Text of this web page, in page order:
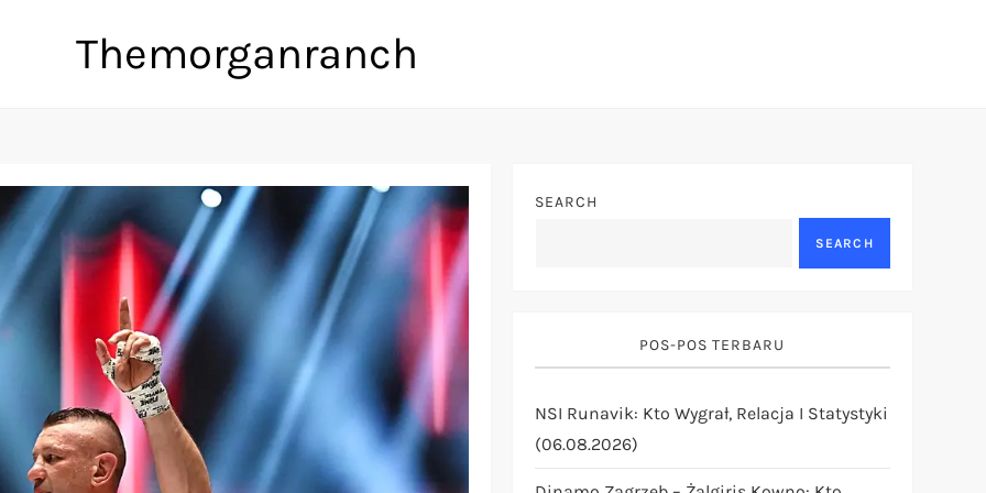
Themorganranch
SEARCH
SEARCH
POS-POS TERBARU
NSI Runavik: Kto Wygrał, Relacja I Statystyki
(06.08.2026)